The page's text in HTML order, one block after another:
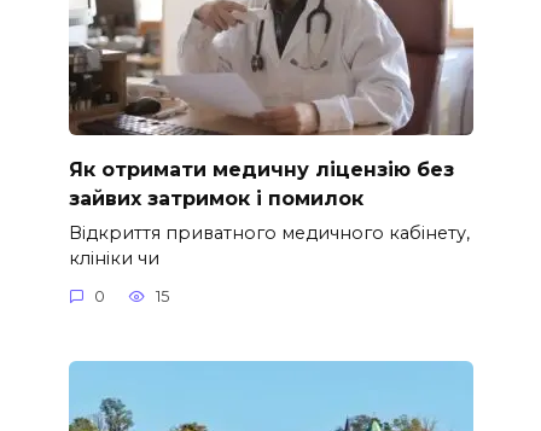
Як отримати медичну ліцензію без
зайвих затримок і помилок
Відкриття приватного медичного кабінету,
клініки чи
0 15